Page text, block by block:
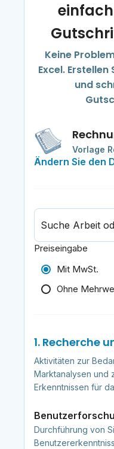
Keine
Excel.
und
Vorlage
Ändern Sie den
Suche Arbeit
Preiseingabe
Mit MwSt.
Ohne
1. Recherche
Aktivitäten zur
Marktanalysen und
Erkenntnissen für
Durchführung von